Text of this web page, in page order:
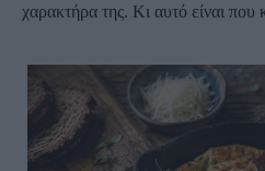
χαρακτήρα της. Κι αυτό είναι που